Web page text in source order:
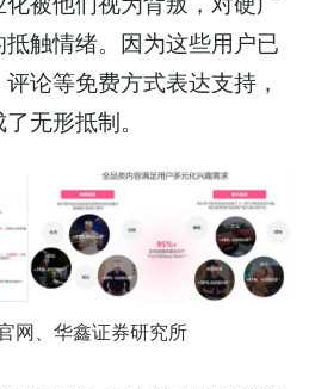
触情绪。因为这些用户已
论等免费方式表达支持，
无形抵制。
网、华鑫证券研究所